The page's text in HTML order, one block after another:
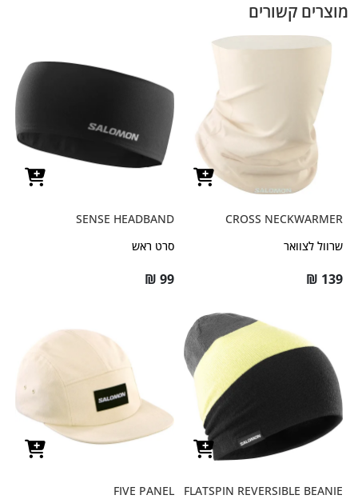
מוצרים קשורים
CROSS NECKWARMER
שרוול לצוואר
₪ 139
SENSE HEADBAND
סרט ראש
₪ 99
FLATSPIN REVERSIBLE BEANIE
FIVE PANEL